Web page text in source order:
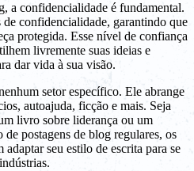
a confidencialidade é fundamental.
confidencialidade, garantindo que
protegida. Esse nível de confiança
livremente suas ideias e
dar vida à sua visão.
setor específico. Ele abrange
autoajuda, ficção e mais. Seja
livro sobre liderança ou um
postagens de blog regulares, os
seu estilo de escrita para se